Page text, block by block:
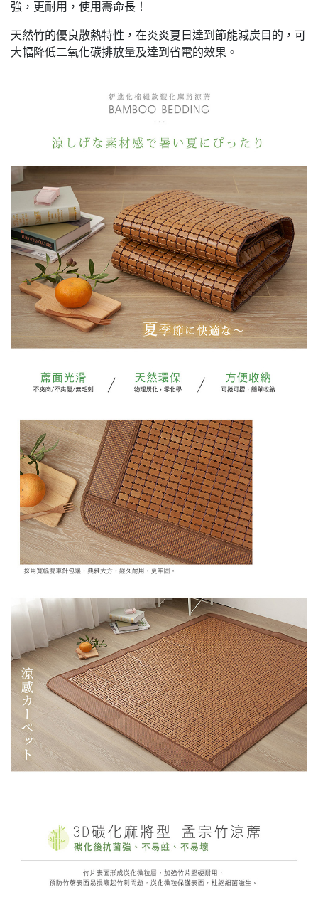
強，更耐用，使用壽命長！
天然竹的優良散熱特性，在炎炎夏日達到節能減炭目的，可
大幅降低二氧化碳排放量及達到省電的效果。